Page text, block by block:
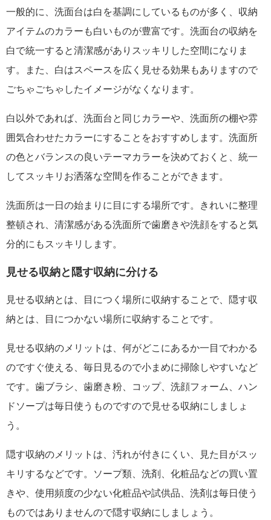
一般的に、洗面台は白を基調にしているものが多く、収納
アイテムのカラーも白いものが豊富です。洗面台の収納を
白で統一すると清潔感がありスッキリした空間になりま
す。また、白はスペースを広く見せる効果もありますので
ごちゃごちゃしたイメージがなくなります。
白以外であれば、洗面台と同じカラーや、洗面所の棚や雰
囲気合わせたカラーにすることをおすすめします。洗面所
の色とバランスの良いテーマカラーを決めておくと、統一
してスッキリお洒落な空間を作ることができます。
洗面所は一日の始まりに目にする場所です。きれいに整理
整頓され、清潔感がある洗面所で歯磨きや洗顔をすると気
分的にもスッキリします。
見せる収納と隠す収納に分ける
見せる収納とは、目につく場所に収納することで、隠す収
納とは、目につかない場所に収納することです。
見せる収納のメリットは、何がどこにあるか一目でわかる
のですぐ使える、毎日見るので小まめに掃除しやすいなど
です。歯ブラシ、歯磨き粉、コップ、洗顔フォーム、ハン
ドソープは毎日使うものですので見せる収納にしましょ
う。
隠す収納のメリットは、汚れが付きにくい、見た目がスッ
キリするなどです。ソープ類、洗剤、化粧品などの買い置
きや、使用頻度の少ない化粧品や試供品、洗剤は毎日使う
ものではありませんので隠す収納にしましょう。